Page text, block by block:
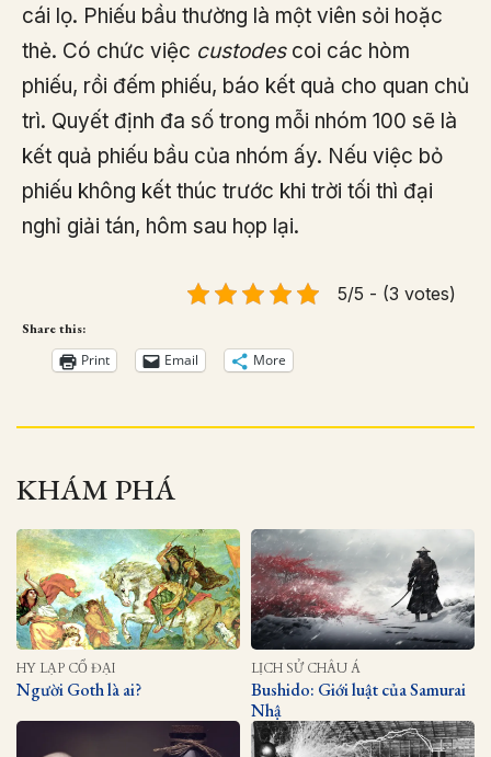
cái lọ. Phiếu bầu thường là một viên sỏi hoặc
thẻ. Có chức việc custodes coi các hòm
phiếu, rồi đếm phiếu, báo kết quả cho quan chủ
trì. Quyết định đa số trong mỗi nhóm 100 sẽ là
kết quả phiếu bầu của nhóm ấy. Nếu việc bỏ
phiếu không kết thúc trước khi trời tối thì đại
nghỉ giải tán, hôm sau họp lại.
5/5 - (3 votes)
Share this:
Print Email More
KHÁM PHÁ
HY LẠP CỔ ĐẠI
Người Goth là ai?
LỊCH SỬ CHÂU Á
Bushido: Giới luật của Samurai
Nhậ